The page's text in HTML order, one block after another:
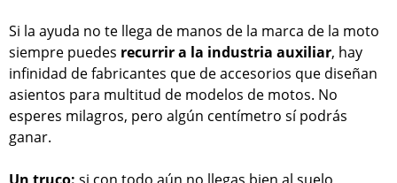
Si la ayuda no te llega de manos de la marca de la moto
siempre puedes recurrir a la industria auxiliar, hay
infinidad de fabricantes que de accesorios que diseñan
asientos para multitud de modelos de motos. No
esperes milagros, pero algún centímetro sí podrás
ganar.